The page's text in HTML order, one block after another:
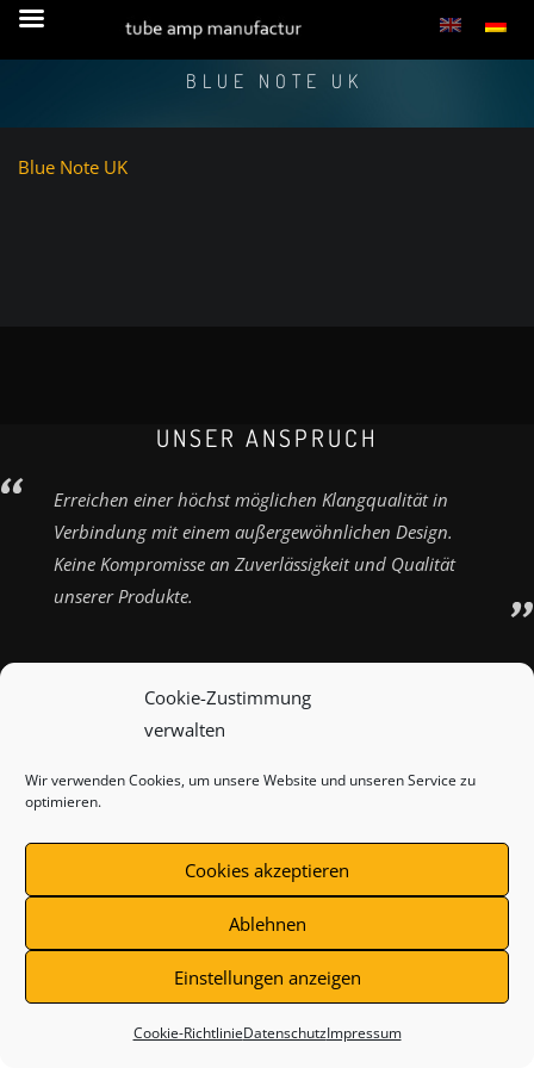
Cookie-Zustimmung
verwalten
Wir verwenden Cookies, um unsere Website und unseren Service zu
optimieren.
Cookies akzeptieren
Ablehnen
Einstellungen anzeigen
Cookie-RichtlinieDatenschutzImpressum
BLUE NOTE UK
Blue Note UK
UNSER ANSPRUCH
Erreichen einer höchst möglichen Klangqualität in
Verbindung mit einem außergewöhnlichen Design.
Keine Kompromisse an Zuverlässigkeit und Qualität
unserer Produkte.
ZAHLUNGSARTEN VERSANDARTEN
IMPRESSUM
AGB
WIDERRUFSBELEHRUNG
Vertrag widerrufen